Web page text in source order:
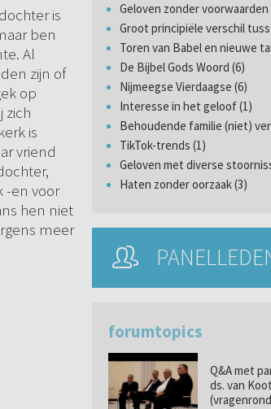
is
ben
Al
zijn of
op
zich
is
vriend
-en voor
hen niet
meer
Geloven zonder
Groot principiële verschil
Toren van Babel en nieuwe
De Bijbel Gods Woord (6)
Nijmeegse Vierdaagse (6)
Interesse in het geloof (1)
Behoudende familie (niet)
TikTok-trends (1)
Geloven met diverse
Haten zonder oorzaak (3)
forumtopics
Q&A met
ds. van